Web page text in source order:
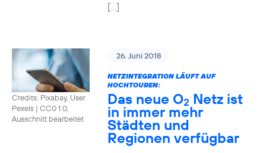
[…]
Credits: Pixabay, User
Pexels | CC0 1.0,
Ausschnitt bearbeitet
26. Juni 2018
NETZINTEGRATION LÄUFT AUF
HOCHTOUREN:
Das neue O2 Netz ist
in immer mehr
Städten und
Regionen verfügbar